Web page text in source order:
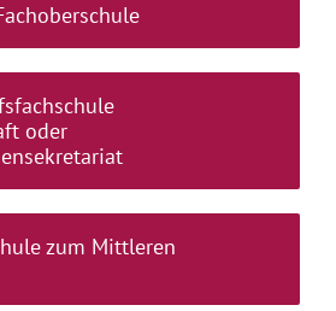
oder
zum Mittleren